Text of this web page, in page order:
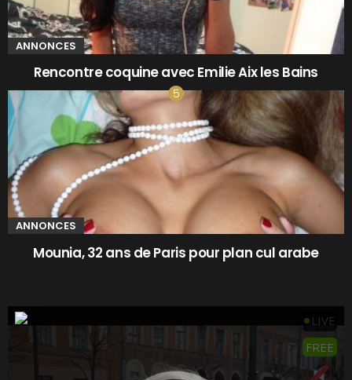
ANNONCES
Rencontre coquine avec Emilie Aix les Bains
ANNONCES
Mounia, 32 ans de Paris pour plan cul arabe